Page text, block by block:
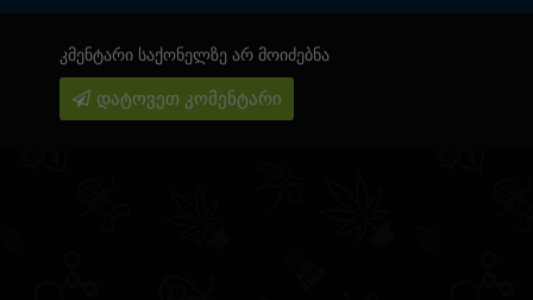
კმენტარი საქონელზე არ მოიძებნა
დატოვეთ კომენტარი